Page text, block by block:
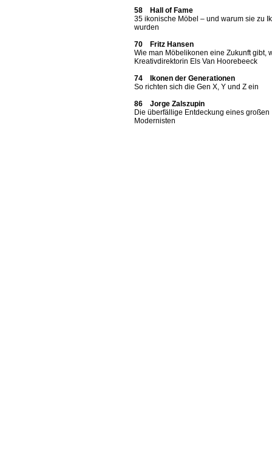
58 Hall of Fame
35 ikonische Möbel – und warum sie zu
wurden
70 Fritz Hansen
Wie man Möbelikonen eine Zukunft gibt,
Kreativdirektorin Els Van Hoorebeeck
74 Ikonen der Generationen
So richten sich die Gen X, Y und Z ein
86 Jorge Zalszupin
Die überfällige Entdeckung eines großen
Modernisten